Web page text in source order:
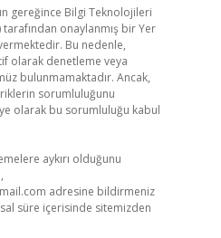
gereğince Bilgi Teknolojileri
onaylanmış bir Yer
Bu nedenle,
olarak denetleme veya
bulunmamaktadır. Ancak,
sorumluluğunu
olarak bu sorumluluğu kabul
aykırı olduğunu
adresine bildirmeniz
süre içerisinde sitemizden